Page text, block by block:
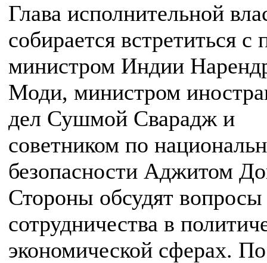
Глава исполнительной
собирается встретиться с
министром Индии
Моди, министром
дел Сушмой Сварадж и
советником по
безопасности Аджитом
Стороны обсудят вопросы
сотрудничества в
экономической сферах.